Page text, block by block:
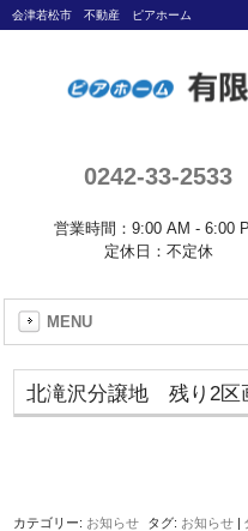
会津若松市 不動産 ピアホーム
0242-33-2533
営業時間：9:00 AM - 6:00
定休日：不定休
MENU
北滝沢分譲地 残り2区
カテゴリー: お知らせ タグ: お知らせ |